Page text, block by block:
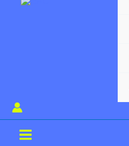
Main